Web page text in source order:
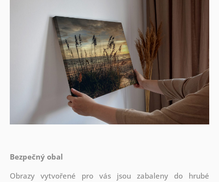
Bezpečný obal
Obrazy vytvořené pro vás jsou zabaleny do hrubé